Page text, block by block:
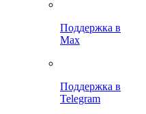
Поддержка в
Max
Поддержка в
Telegram